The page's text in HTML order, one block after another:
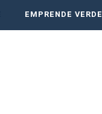
EMPRENDE VERDE